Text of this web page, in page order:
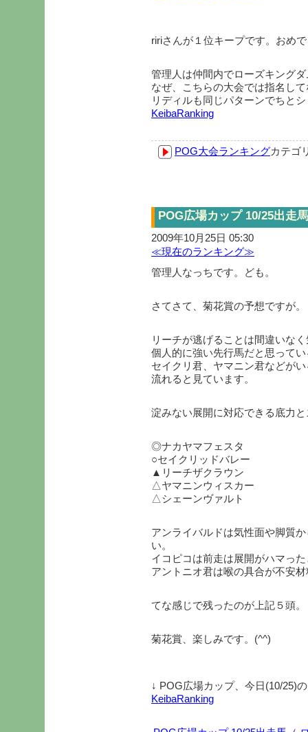
ririさんが１位キープです。おめ
管理人は仲間内でローズキング
なぜ、こちらの大会では指名し
リディルも同じパターンでちと
KeibaRanking
POG大会ランキングカテ
POG広場カップ 10/25出走
2009年10月25日 05:30
≪現在のランキング≫
管理人なっちです。ども。
さてさて、菊花賞の予想ですが。
リーチが逃げることは間違いな
個人的に強い先行馬だと思って
セイクリ君、ヤマニン君などが
流れると見ています。
淀みない展開に対応できる底力
◎ナカヤマフェスタ
○セイクリッドバレー
▲リーチザクラウン
△ヤマニンウィスカー
△シェーンヴァルト
アンライバルドは気性面や脚質
い。
イコピコは前走は展開がハマっ
アントニオ君は喉の具合が不安
てな感じで残ったのが上記５頭。
菊花賞、楽しみです。(^^)
↓ POG広場カップ、今日(10/25)
KeibaRanking